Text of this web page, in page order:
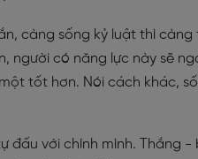
càng sống kỷ luật thì
người có năng lực này sẽ
tốt hơn. Nói cách khác,
đấu với chính mình. Thắng